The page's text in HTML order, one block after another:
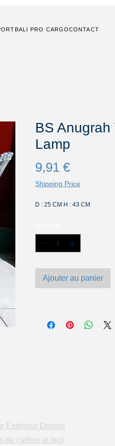
BALI PRO CARGOCONTACT
BS Anugrah
Lamp
9,91 €Prix
Shipping Price
D : 25 CM H : 43 CM
Ajouter au panier
Extérieur Design
de caféier et teck